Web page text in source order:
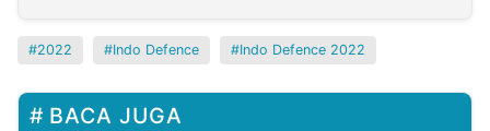
2022 Indo Defence Indo Defence 2022
BACA JUGA